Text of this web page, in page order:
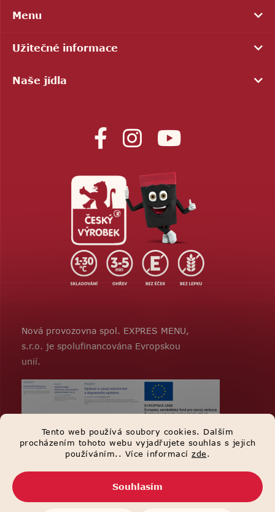
Tento web používá soubory cookies. Dalším
procházením tohoto webu vyjadřujete souhlas s jejich
používáním.. Více informací zde.
Souhlasím
Menu
Užitečné informace
Naše jídla
Nová provozovna spol. EXPRES MENU,
s.r.o. je spolufinancována Evropskou
unií.